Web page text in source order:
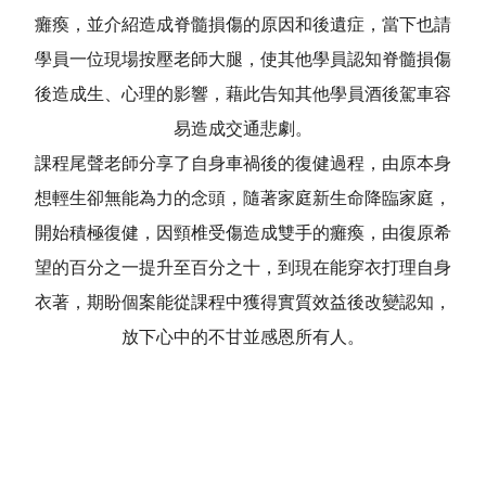
癱瘓，並介紹造成脊髓損傷的原因和後遺症，當下也請
學員一位現場按壓老師大腿，使其他學員認知脊髓損傷
後造成生、心理的影響，藉此告知其他學員酒後駕車容
易造成交通悲劇。
課程尾聲老師分享了自身車禍後的復健過程，由原本身
想輕生卻無能為力的念頭，隨著家庭新生命降臨家庭，
開始積極復健，因頸椎受傷造成雙手的癱瘓，由復原希
望的百分之一提升至百分之十，到現在能穿衣打理自身
衣著，期盼個案能從課程中獲得實質效益後改變認知，
放下心中的不甘並感恩所有人。